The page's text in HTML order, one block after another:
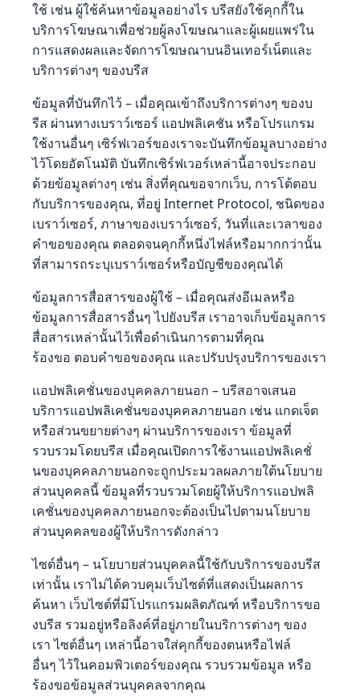
ใช้ เช่น ผู้ใช้ค้นหาข้อมูลอย่างไร บรีสยังใช้คุกกี้ใน
บริการโฆษณาเพื่อช่วยผู้ลงโฆษณาและผู้เผยแพร่ใน
การแสดงผลและจัดการโฆษณาบนอินเทอร์เน็ตและ
บริการต่างๆ ของบรีส
ข้อมูลที่บันทึกไว้ – เมื่อคุณเข้าถึงบริการต่างๆ ของบ
รีส ผ่านทางเบราว์เซอร์ แอปพลิเคชัน หรือโปรแกรม
ใช้งานอื่นๆ เซิร์ฟเวอร์ของเราจะบันทึกข้อมูลบางอย่าง
ไว้โดยอัตโนมัติ บันทึกเซิร์ฟเวอร์เหล่านี้อาจประกอบ
ด้วยข้อมูลต่างๆ เช่น สิ่งที่คุณขอจากเว็บ, การโต้ตอบ
กับบริการของคุณ, ที่อยู่ Internet Protocol, ชนิดของ
เบราว์เซอร์, ภาษาของเบราว์เซอร์, วันที่และเวลาของ
คำขอของคุณ ตลอดจนคุกกี้หนึ่งไฟล์หรือมากกว่านั้น
ที่สามารถระบุเบราว์เซอร์หรือบัญชีของคุณได้
ข้อมูลการสื่อสารของผู้ใช้ – เมื่อคุณส่งอีเมลหรือ
ข้อมูลการสื่อสารอื่นๆ ไปยังบรีส เราอาจเก็บข้อมูลการ
สื่อสารเหล่านั้นไว้เพื่อดำเนินการตามที่คุณ
ร้องขอ ตอบคำขอของคุณ และปรับปรุงบริการของเรา
แอปพลิเคชั่นของบุคคลภายนอก – บรีสอาจเสนอ
บริการแอปพลิเคชั่นของบุคคลภายนอก เช่น แกดเจ็ต
หรือส่วนขยายต่างๆ ผ่านบริการของเรา ข้อมูลที่
รวบรวมโดยบรีส เมื่อคุณเปิดการใช้งานแอปพลิเคชั่
นของบุคคลภายนอกจะถูกประมวลผลภายใต้นโยบาย
ส่วนบุคคลนี้ ข้อมูลที่รวบรวมโดยผู้ให้บริการแอปพลิ
เคชั่นของบุคคลภายนอกจะต้องเป็นไปตามนโยบาย
ส่วนบุคคลของผู้ให้บริการดังกล่าว
ไซต์อื่นๆ – นโยบายส่วนบุคคลนี้ใช้กับบริการของบรีส
เท่านั้น เราไม่ได้ควบคุมเว็บไซต์ที่แสดงเป็นผลการ
ค้นหา เว็บไซต์ที่มีโปรแกรมผลิตภัณฑ์ หรือบริการขอ
งบรีส รวมอยู่หรือลิงค์ที่อยู่ภายในบริการต่างๆ ของ
เรา ไซต์อื่นๆ เหล่านี้อาจใส่คุกกี้ของตนหรือไฟล์
อื่นๆ ไว้ในคอมพิวเตอร์ของคุณ รวบรวมข้อมูล หรือ
ร้องขอข้อมูลส่วนบุคคลจากคุณ